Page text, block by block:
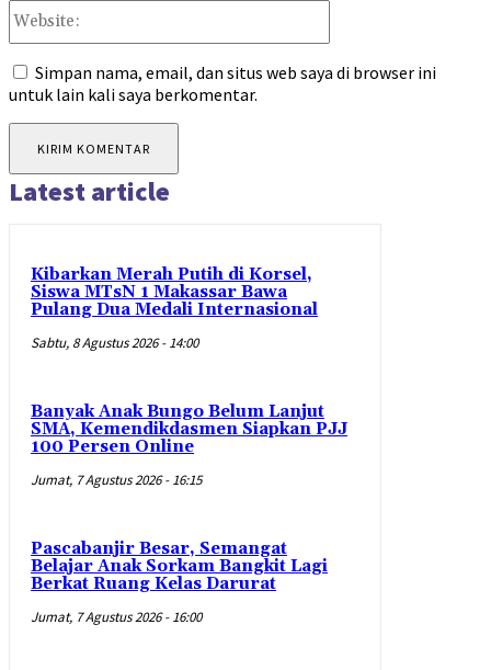
Simpan nama, email, dan situs web saya di browser ini
untuk lain kali saya berkomentar.
Latest article
Kibarkan Merah Putih di Korsel,
Siswa MTsN 1 Makassar Bawa
Pulang Dua Medali Internasional
Sabtu, 8 Agustus 2026 - 14:00
Banyak Anak Bungo Belum Lanjut
SMA, Kemendikdasmen Siapkan PJJ
100 Persen Online
Jumat, 7 Agustus 2026 - 16:15
Pascabanjir Besar, Semangat
Belajar Anak Sorkam Bangkit Lagi
Berkat Ruang Kelas Darurat
Jumat, 7 Agustus 2026 - 16:00